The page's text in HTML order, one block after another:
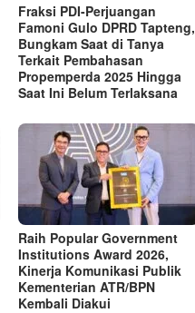
Fraksi PDI-Perjuangan
Famoni Gulo DPRD Tapteng,
Bungkam Saat di Tanya
Terkait Pembahasan
Propemperda 2025 Hingga
Saat Ini Belum Terlaksana
Raih Popular Government
Institutions Award 2026,
Kinerja Komunikasi Publik
Kementerian ATR/BPN
Kembali Diakui